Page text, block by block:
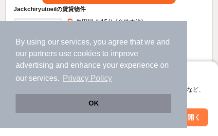
By using our services, you agree that we and
our partners use cookies to improve
advertising and enhance your experience on
our services.
Privacy Policy
OK
アプリに切り替えて、サクサクお部屋探し
会員登録なしですぐ使える。マップ検索やお気に入り保存など、
アプリを開く
JackchiryutoeiIの賃貸物件
牛田駅 歩15分 （名鉄本線）
知立駅 歩
分 （名鉄本線
愛知県知立市東栄３丁目45
3階建 / 新築 / 木造
7.5万円
絞り込み条件を変更